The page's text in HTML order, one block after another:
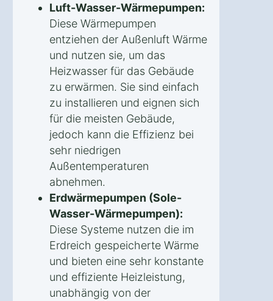
Luft-Wasser-Wärmepumpen:
Diese Wärmepumpen
entziehen der Außenluft Wärme
und nutzen sie, um das
Heizwasser für das Gebäude
zu erwärmen. Sie sind einfach
zu installieren und eignen sich
für die meisten Gebäude,
jedoch kann die Effizienz bei
sehr niedrigen
Außentemperaturen
abnehmen.
Erdwärmepumpen (Sole-
Wasser-Wärmepumpen):
Diese Systeme nutzen die im
Erdreich gespeicherte Wärme
und bieten eine sehr konstante
und effiziente Heizleistung,
unabhängig von der